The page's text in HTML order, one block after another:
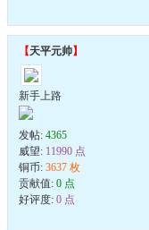
【天平元帅】
新手上路
发帖: 4365
威望: 11990 点
铜币: 3637 枚
贡献值: 0 点
好评度: 0 点